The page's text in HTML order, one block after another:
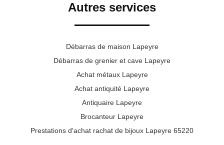
Autres services
Débarras de maison Lapeyre
Débarras de grenier et cave Lapeyre
Achat métaux Lapeyre
Achat antiquité Lapeyre
Antiquaire Lapeyre
Brocanteur Lapeyre
Prestations d'achat rachat de bijoux Lapeyre 65220